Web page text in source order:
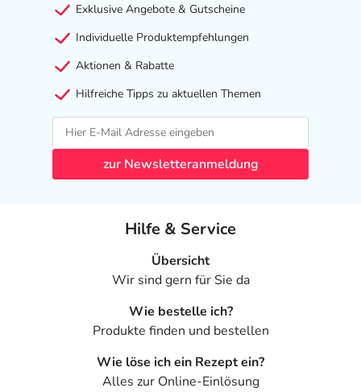
Exklusive Angebote & Gutscheine
Individuelle Produktempfehlungen
Aktionen & Rabatte
Hilfreiche Tipps zu aktuellen Themen
zur Newsletteranmeldung
Hilfe & Service
Übersicht
Wir sind gern für Sie da
Wie bestelle ich?
Produkte finden und bestellen
Wie löse ich ein Rezept ein?
Alles zur Online-Einlösung